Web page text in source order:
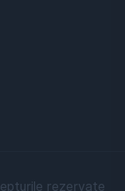
rezervate